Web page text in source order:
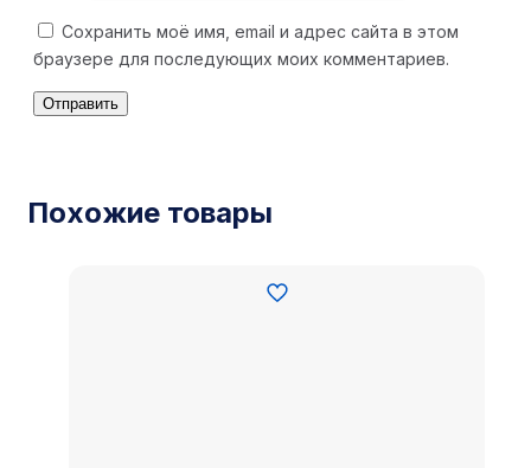
Сохранить моё имя, email и адрес сайта в этом
браузере для последующих моих комментариев.
Похожие товары